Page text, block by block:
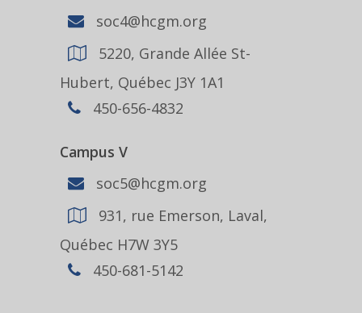
soc4@hcgm.org
5220, Grande Allée St-
Hubert, Québec J3Y 1A1
450-656-4832
Campus V
soc5@hcgm.org
931, rue Emerson, Laval,
Québec H7W 3Y5
450-681-5142